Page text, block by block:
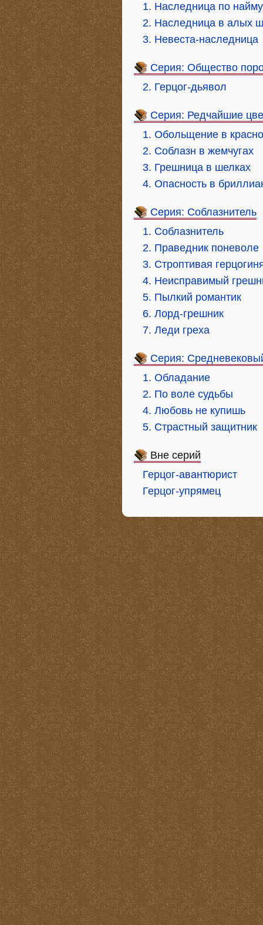
1. Наследница по найму
2. Наследница в алых
3. Невеста-наследница
Серия: Общество
2. Герцог-дьявол
Серия: Редчайшие
1. Обольщение в
2. Соблазн в жемчугах
3. Грешница в шелках
4. Опасность в
Серия: Соблазнитель
1. Соблазнитель
2. Праведник поневоле
3. Строптивая
4. Неисправимый
5. Пылкий романтик
6. Лорд-грешник
7. Леди греха
Серия:
1. Обладание
2. По воле судьбы
4. Любовь не купишь
5. Страстный защитник
Вне серий
Герцог-авантюрист
Герцог-упрямец